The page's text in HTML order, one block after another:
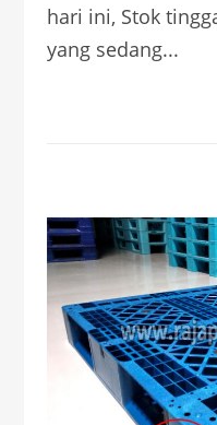
hari ini, Stok
yang sedang...